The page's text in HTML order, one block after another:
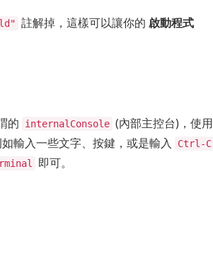
註解掉，這樣可以讓你的 啟動程式
的 internalConsole (內部主控台)，使用
輸入一些文字、按鍵，或是輸入
Ctrl-C
即可。